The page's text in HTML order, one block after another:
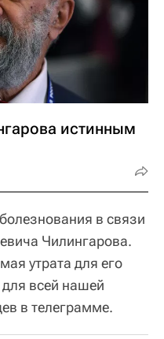
истинным
в связи
Чилингарова.
утрата для его
всей нашей
в телеграмме.